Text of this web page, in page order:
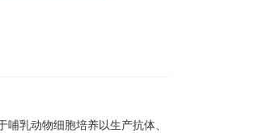
乳动物细胞培养以生产抗体、